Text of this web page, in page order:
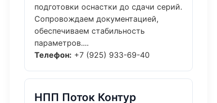
подготовки оснастки до сдачи серий.
Сопровождаем документацией,
обеспечиваем стабильность
параметров....
Телефон: +7 (925) 933-69-40
НПП Поток Контур